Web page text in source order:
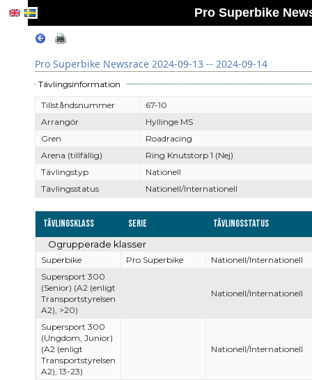
Pro Superbike
Pro Superbike Newsrace 2024-09-13 -- 2024-09-14
Tävlingsinformation
Tillståndsnummer
67-10
Arrangör
Hyllinge MS
Gren
Roadracing
Arena (tillfällig)
Ring Knutstorp 1 (Nej)
Tävlingstyp
Nationell
Tävlingsstatus
Nationell/Internationell
Tävlingsklass Serie Tävlingsstatus
Ogrupperade klasser
Superbike Pro Superbike
Nationell/Internationell
Supersport 300
(Senior) (A2 (enligt
Transportstyrelsen
A2), >20)
Nationell/Internationell
Supersport 300
(Ungdom, Junior)
(A2 (enligt
Transportstyrelsen
A2), 13-23)
Nationell/Internationell